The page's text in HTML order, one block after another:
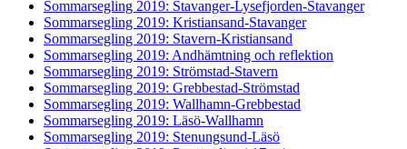
Sommarsegling 2019: Stavanger-Lysefjorden-Stavanger
Sommarsegling 2019: Kristiansand-Stavanger
Sommarsegling 2019: Stavern-Kristiansand
Sommarsegling 2019: Andhämtning och reflektion
Sommarsegling 2019: Strömstad-Stavern
Sommarsegling 2019: Grebbestad-Strömstad
Sommarsegling 2019: Wallhamn-Grebbestad
Sommarsegling 2019: Läsö-Wallhamn
Sommarsegling 2019: Stenungsund-Läsö